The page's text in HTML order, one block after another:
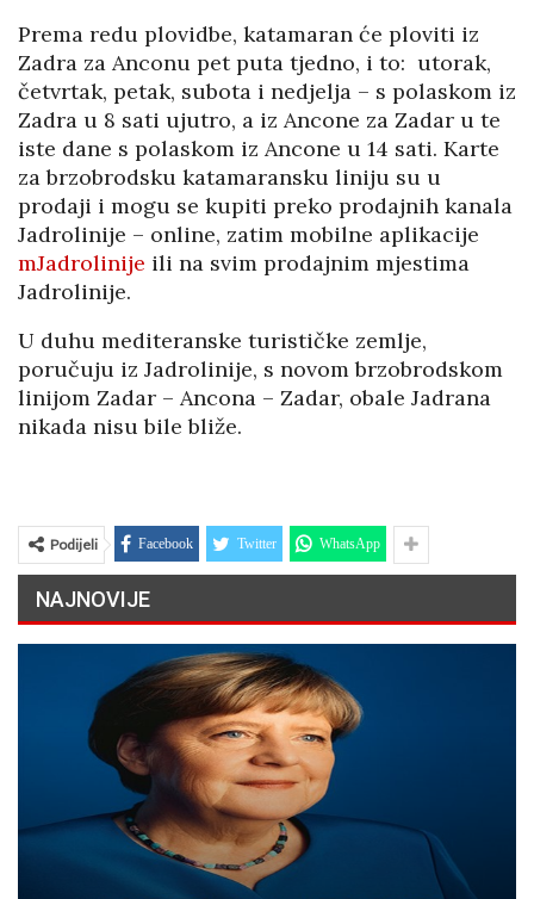
Prema redu plovidbe, katamaran će ploviti iz
Zadra za Anconu pet puta tjedno, i to: utorak,
četvrtak, petak, subota i nedjelja – s polaskom iz
Zadra u 8 sati ujutro, a iz Ancone za Zadar u te
iste dane s polaskom iz Ancone u 14 sati. Karte
za brzobrodsku katamaransku liniju su u
prodaji i mogu se kupiti preko prodajnih kanala
Jadrolinije – online, zatim mobilne aplikacije
mJadrolinije ili na svim prodajnim mjestima
Jadrolinije.
U duhu mediteranske turističke zemlje,
poručuju iz Jadrolinije, s novom brzobrodskom
linijom Zadar – Ancona – Zadar, obale Jadrana
nikada nisu bile bliže.
Podijeli Facebook Twitter WhatsApp
NAJNOVIJE